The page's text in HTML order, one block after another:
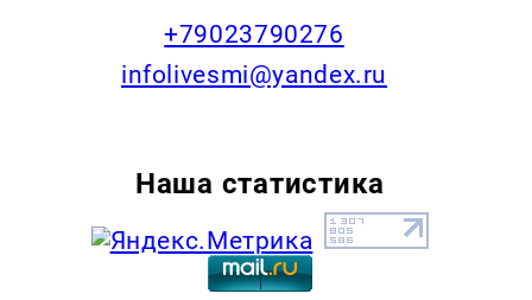
+79023790276
infolivesmi@yandex.ru
Наша статистика